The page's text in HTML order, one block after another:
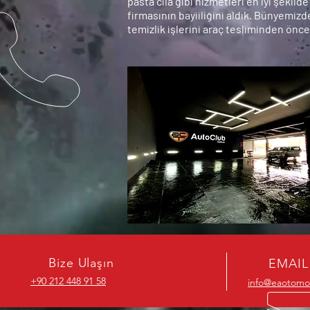
firmasının bayiiliğini aldık.
temizlik işlerini araç tesliminden
Bize Ulaşın
+90 212 448 91 58
EMAIL